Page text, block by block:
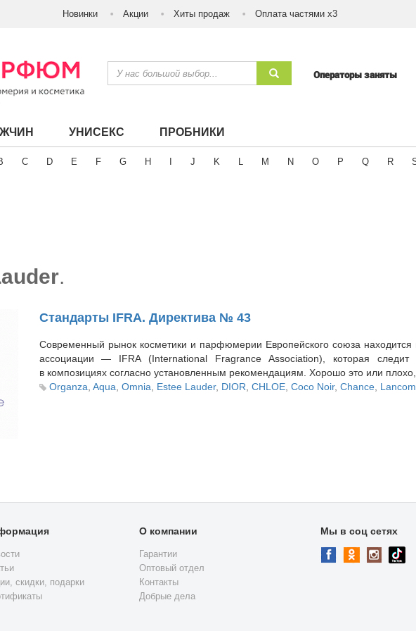
Новинки Акции Хиты продаж Оплата частями х3
Операторы заняты
УНИСЕКС ПРОБНИКИ
C D E F G H J K L M N O P Q R
.
Стандарты IFRA. Директива № 43
Современный рынок косметики и парфюмерии Европейского союза
ассоциации — IFRA
(International Fragrance Association), которая следит
в композициях согласно установленным рекомендациям. Хорошо это или плохо,
Organza Aqua Omnia Estee Lauder, DIOR CHLOE, Coco Noir, Chance,
скидки, подарки
О компании
Гарантии
Оптовый отдел
Контакты
Добрые дела
Мы в соц сетях